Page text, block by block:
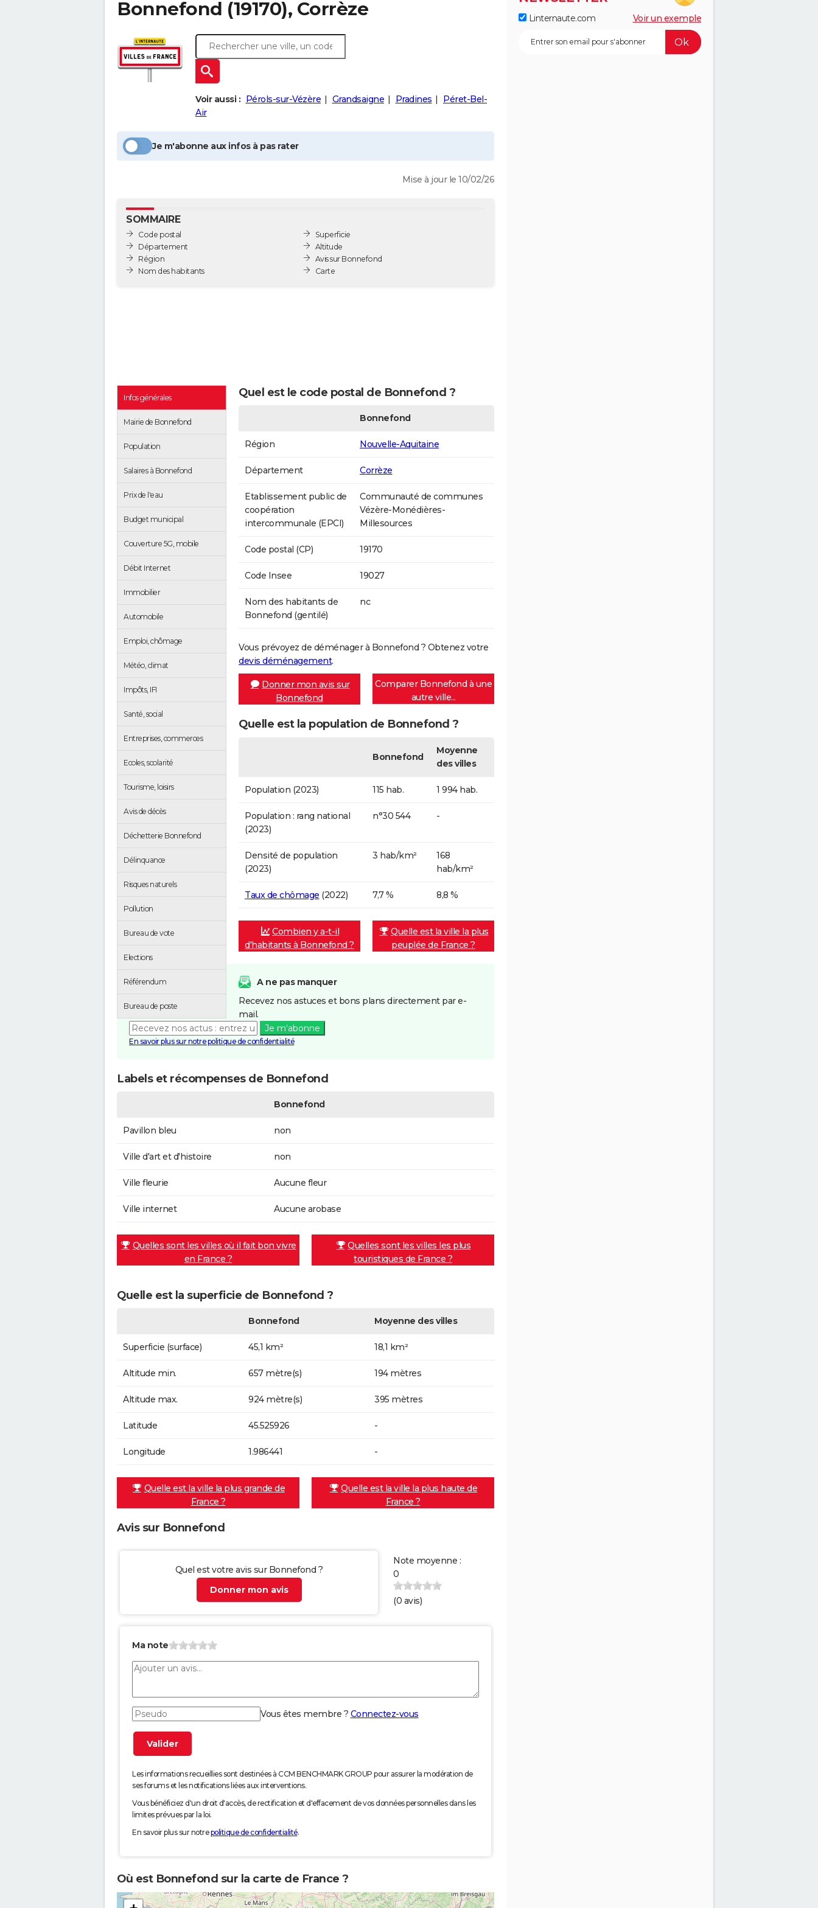
Bonnefond (19170), Corrèze
Voir aussi : Pérols-sur-Vézère Grandsaigne Pradines
Péret-Bel-
Air
Je m'abonne aux infos à pas rater
Mise à jour le 10/02/26
SOMMAIRE
Code postal
Département
Région
Nom des habitants
Superficie
Altitude
Avis sur Bonnefond
Carte
Infos générales
Mairie de Bonnefond
Population
Salaires à Bonnefond
Prix de l'eau
Budget municipal
Couverture 5G, mobile
Débit Internet
Immobilier
Automobile
Emploi, chômage
Météo, climat
Impôts, IFI
Santé, social
Entreprises, commerces
Ecoles, scolarité
Tourisme, loisirs
Avis de décès
Déchetterie Bonnefond
Délinquance
Risques naturels
Pollution
Bureau de vote
Elections
Référendum
Bureau de poste
Quel est le code postal de Bonnefond ?
Bonnefond
Région Nouvelle-Aquitaine
Département Corrèze
Etablissement public de
coopération
intercommunale (EPCI)
Communauté de communes
Vézère-Monédières-
Millesources
Code postal (CP) 19170
Code Insee 19027
Nom des habitants de
Bonnefond (gentilé)
nc
Vous prévoyez de déménager à Bonnefond ? Obtenez votre
devis déménagement.
Donner mon avis sur
Bonnefond
Comparer Bonnefond à une
autre ville...
Quelle est la population de Bonnefond ?
Bonnefond
Moyenne
des villes
Population (2023) 115 hab. 1 994 hab.
Population : rang national
(2023)
n°30 544 -
Densité de population
(2023)
3 hab/km²
168
hab/km²
Taux de chômage (2022) 7,7 % 8,8 %
Combien y a-t-il
d'habitants à Bonnefond ?
Quelle est la ville la plus
peuplée de France ?
A ne pas manquer
Recevez nos astuces et bons plans directement par e-
mail.
Je m'abonne
En savoir plus sur notre politique de confidentialité
Labels et récompenses de Bonnefond
Bonnefond
Pavillon bleu non
Ville d'art et d'histoire non
Ville fleurie Aucune fleur
Ville internet Aucune arobase
Quelles sont les villes où il fait bon vivre
en France ?
Quelles sont les villes les plus
touristiques de France ?
Quelle est la superficie de Bonnefond ?
Bonnefond Moyenne des villes
Superficie (surface) 45,1 km² 18,1 km²
Altitude min. 657 mètre(s) 194 mètres
Altitude max. 924 mètre(s) 395 mètres
Latitude 45.525926 -
Longitude 1.986441 -
Quelle est la ville la plus grande de
France ?
Quelle est la ville la plus haute de
France ?
Avis sur Bonnefond
Quel est votre avis sur Bonnefond ?
Donner mon avis
Note moyenne :
0
(0 avis)
Ma note
Vous êtes membre ? Connectez-vous
Les informations recueillies sont destinées à CCM BENCHMARK GROUP pour assurer la modération de
ses forums et les notifications liées aux interventions.
Vous bénéficiez d'un droit d'accès, de rectification et d'effacement de vos données personnelles dans les
limites prévues par la loi.
En savoir plus sur notrepolitique de confidentialité.
Où est Bonnefond sur la carte de France ?
Linternaute.com Voir un exemple